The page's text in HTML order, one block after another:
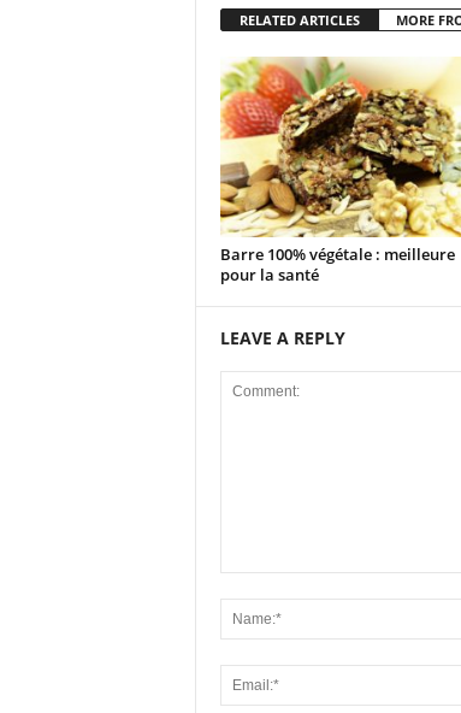
RELATED ARTICLES MORE
Barre 100% végétale : meilleure
pour la santé
LEAVE A REPLY